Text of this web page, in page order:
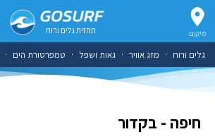
תחזית גלים ורוח מיקום
גלים ורוח · מזג אוויר · גאות ושפל · טמפרטורת הים ·
חיפה - בקדור